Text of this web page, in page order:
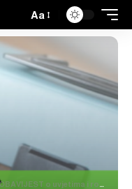
Aa
o uvjetima i rokovima za podnošenje zahtjeva za potporu u okviru modela ruralnog razvoja u 2026. godini